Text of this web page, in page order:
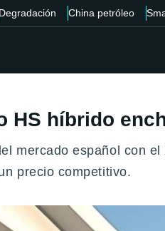
Degradación China petróleo
HS híbrido
mercado español con
precio competitivo.